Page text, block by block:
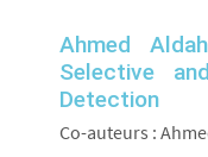
Ahmed
Selective
Detection
Co-auteurs :